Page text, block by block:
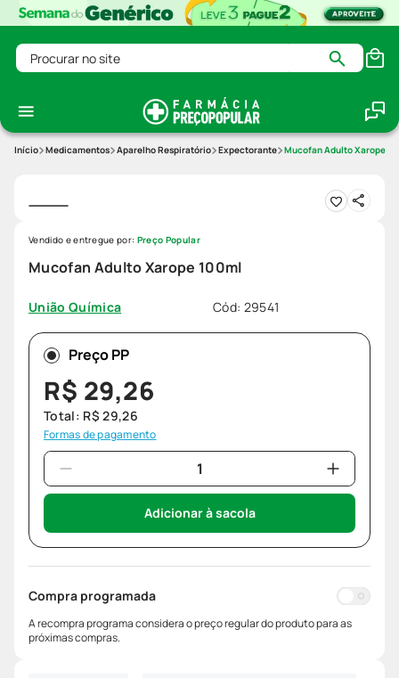
Procurar no site
Medicamentos Aparelho Respiratório Expectorante Mucofan Adulto Xarope
Mucofan Adulto Xarope 100ml
União Química Cód: 29541
Vendido e entregue por: Preço Popular
Preço PP
R$ 29,26
Total: R$ 29,26
Formas de pagamento
Adicionar à sacola
Compra programada
A recompra programa considera o preço regular do produto para as
próximas compras.